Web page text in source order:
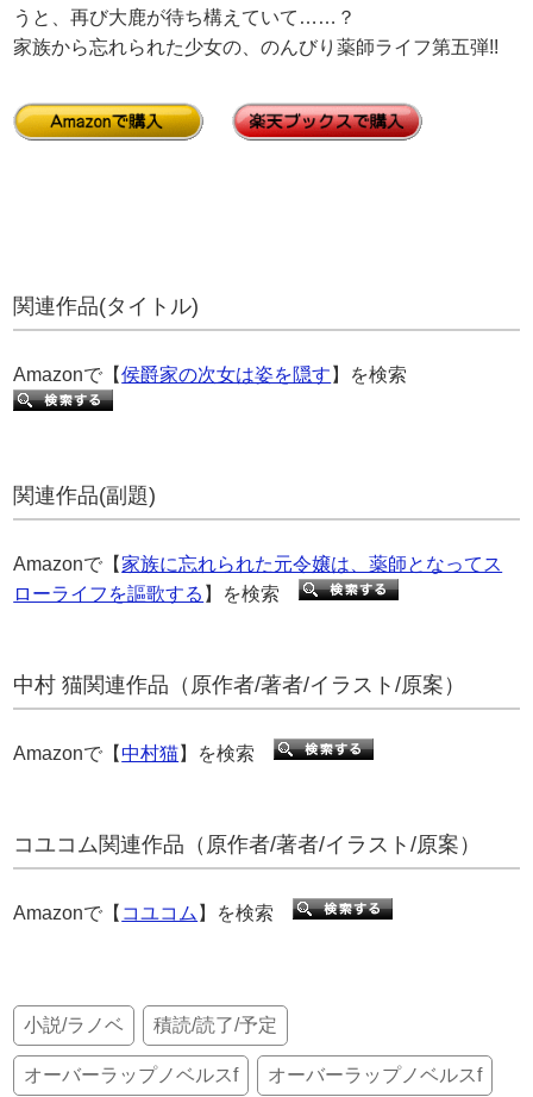
うと、再び大鹿が待ち構えていて……？
家族から忘れられた少女の、のんびり薬師ライフ第五弾!!
関連作品(タイトル)
Amazonで【侯爵家の次女は姿を隠す 】を検索
関連作品(副題)
Amazonで【家族に忘れられた元令嬢は、薬師となってス
ローライフを謳歌する 】を検索
中村 猫関連作品（原作者/著者/イラスト/原案）
Amazonで【中村猫】を検索
コユコム関連作品（原作者/著者/イラスト/原案）
Amazonで【 コユコム 】を検索
小説/ラノベ 積読/読了/予定
オーバーラップノベルスf オーバーラップノベルスf